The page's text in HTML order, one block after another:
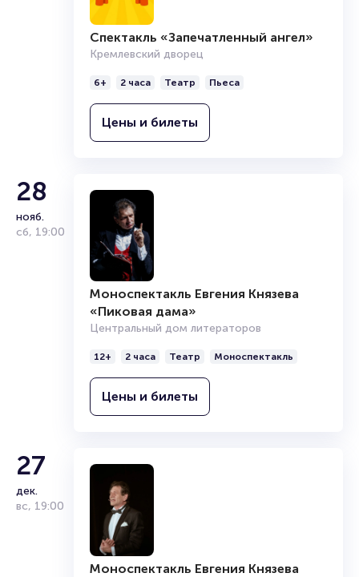
Спектакль «Запечатленный ангел»
Кремлевский дворец
6+ 2 часа Театр Пьеса
Цены и билеты
28
нояб.
сб, 19:00
Моноспектакль Евгения Князева
«Пиковая дама»
Центральный дом литераторов
12+ 2 часа Театр Моноспектакль
Цены и билеты
27
дек.
вс, 19:00
Моноспектакль Евгения Князева